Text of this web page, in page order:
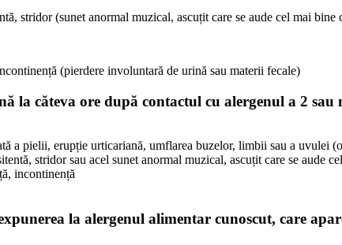
stridor (sunet anormal muzical, ascuțit care se aude cel mai
(pierdere involuntară de urină sau materii fecale)
la căteva ore după contactul cu alergenul a 2
a pielii, erupție urticariană, umflarea buzelor, limbii sau a uvulei
stridor sau acel sunet anormal muzical, ascuțit care se aude
incontinență
la alergenul alimentar cunoscut, care